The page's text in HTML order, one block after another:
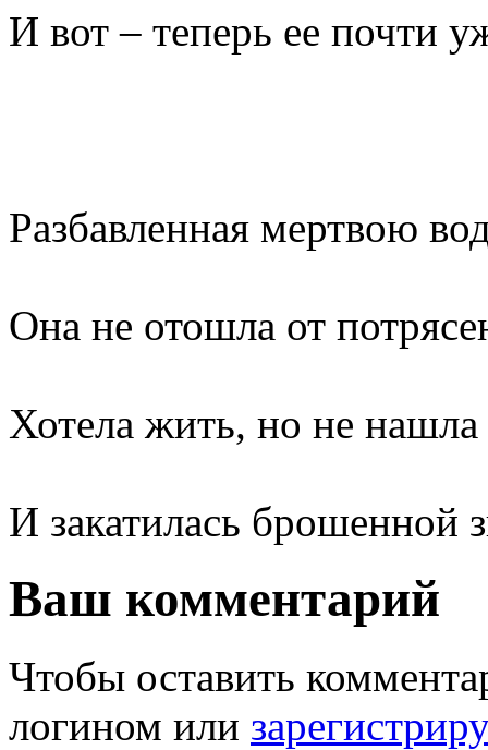
И вот – теперь ее почти
Разбавленная мертвою
Она не отошла от
Хотела жить, но не нашла
И закатилась брошенной
Ваш комментарий
Чтобы оставить
логином или